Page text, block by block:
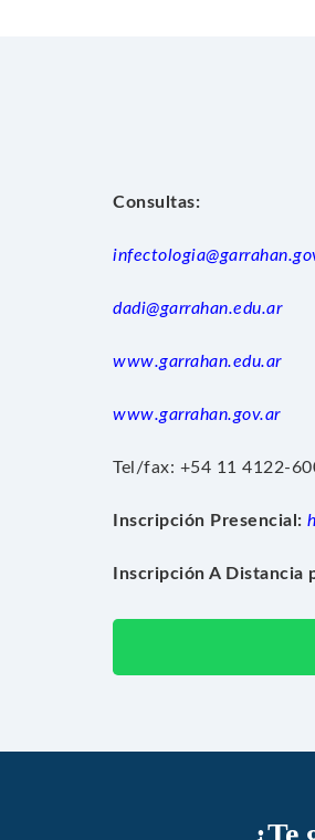
Consultas:
dadi@garrahan.edu.ar
www.garrahan.edu.ar
www.garrahan.gov.ar
Tel/fax: +54 11 4122-
Inscripción Presencial:
Inscripción A Distancia